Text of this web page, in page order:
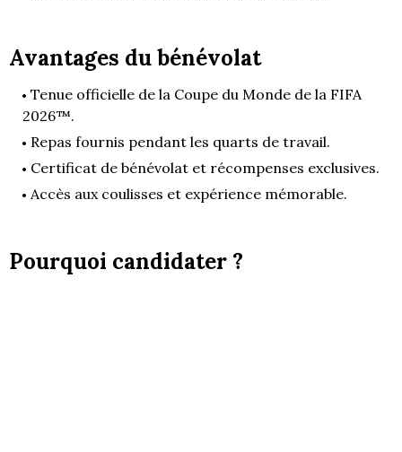
Avantages du bénévolat
Tenue officielle de la Coupe du Monde de la FIFA
2026™.
Repas fournis pendant les quarts de travail.
Certificat de bénévolat et récompenses exclusives.
Accès aux coulisses et expérience mémorable.
Pourquoi candidater ?